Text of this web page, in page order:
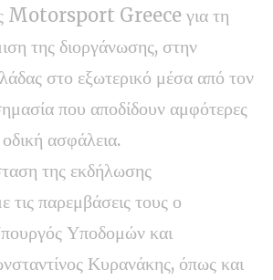
Motorsport Greece για τη
της διοργάνωσης, στην
στο εξωτερικό μέσα από τον
που αποδίδουν αμφότερες
ασφάλεια.
της εκδήλωσης
τις παρεμβάσεις τους ο
Υποδομών και
Κυρανάκης, όπως και